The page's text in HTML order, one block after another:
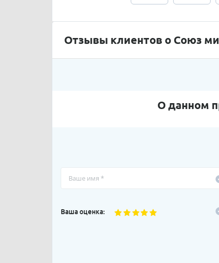
Отзывы клиентов о Союз
О данном
Ваша оценка: